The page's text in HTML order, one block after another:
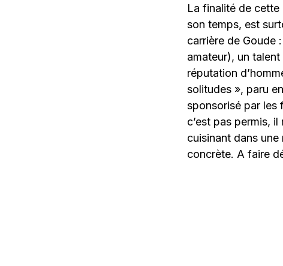
La finalité de cette
son temps, est
carrière de Goude
amateur), un
réputation
solitudes », paru
sponsorisé par les
c’est pas permis,
cuisinant dans
concrète. A faire